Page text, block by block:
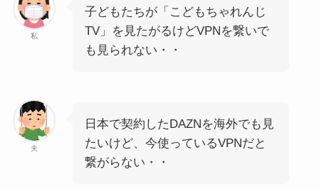
私
子どもたちが「こどもちゃれんじ
TV」を見たがるけどVPNを繋いで
も見られない・・
夫
日本で契約したDAZNを海外でも見
たいけど、今使っているVPNだと
繋がらない・・